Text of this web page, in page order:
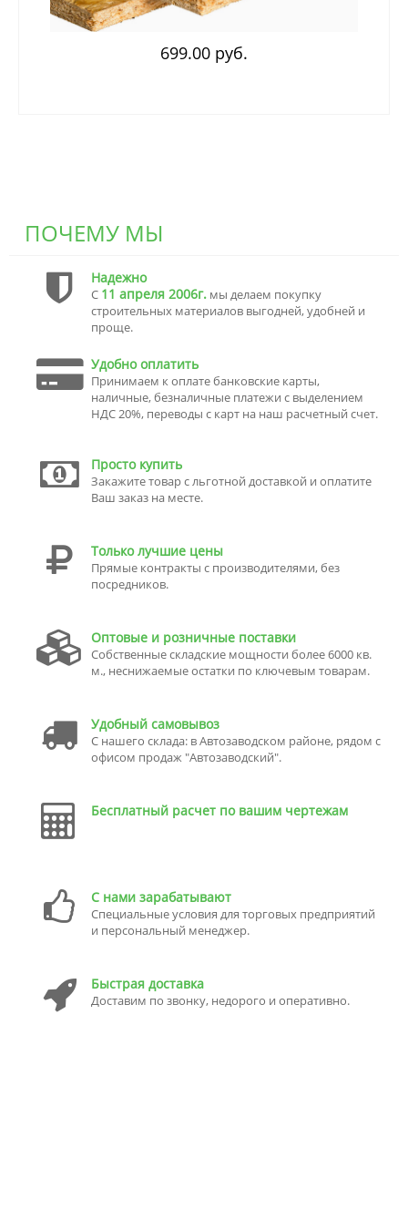
699.00 руб.
ПОЧЕМУ МЫ
Надежно
С 11 апреля 2006г. мы делаем покупку
строительных материалов выгодней, удобней и
проще.
Удобно оплатить
Принимаем к оплате банковские карты,
наличные, безналичные платежи с выделением
НДС 20%, переводы с карт на наш расчетный счет.
Просто купить
Закажите товар с льготной доставкой и оплатите
Ваш заказ на месте.
Только лучшие цены
Прямые контракты с производителями, без
посредников.
Оптовые и розничные поставки
Собственные складские мощности более 6000 кв.
м., неснижаемые остатки по ключевым товарам.
Удобный самовывоз
С нашего склада: в Автозаводском районе, рядом с
офисом продаж "Автозаводский".
Бесплатный расчет по вашим чертежам
С нами зарабатывают
Специальные условия для торговых предприятий
и персональный менеджер.
Быстрая доставка
Доставим по звонку, недорого и оперативно.